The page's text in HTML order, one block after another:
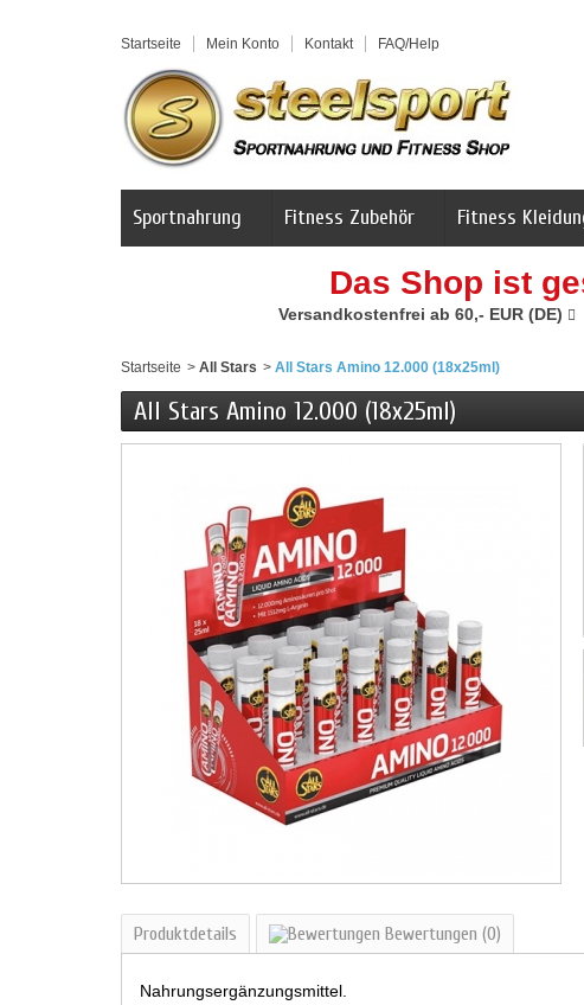
Startseite Mein Konto Kontakt FAQ/Help
Sportnahrung Fitness Zubehör Fitness
Das Shop ist
Versandkostenfrei ab 60,- EUR (DE)
Startseite > All Stars > All Stars Amino 12.000 (18x25ml)
All Stars Amino 12.000 (18x25ml)
Produktdetails Bewertungen (0)
Nahrungsergänzungsmittel.